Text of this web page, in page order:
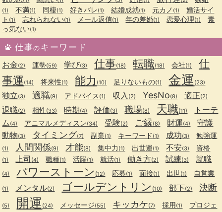
(1) 不満(1) 同棲(1) 好きバレ(1) 結婚成就(1) 元カノ (1)
婚活サイ
ト (1) 忘れられない(1) メール返信(1) 年の差婚(1) 恋愛心理(1)
素
っ気ない(1)
仕事のキーワード
お金(2) 運勢(59) 学び(3) 仕事(18) 転職(18) 会社(1)
仕
事運 (14) 将来性(1) 能力 (10) 足りないもの(1) 金運 (23)
独立(3) 適職(9) アドバイス (1) 収入 (2) YesNo(8) 適正(2)
退職(2) 相性(33) 時期(4) 評価(3) 職場(8) 天職(11)
トーテ
ム(4) アニマルメディスン(34) 受験(2) ご縁(8) 財運(4)
守護
動物(3) タイミング(7) 副業(1) キーワード (1) 成功(3) 勉強運
(1) 人間関係(9) 才能(8) 集中力 (1) 出世運(1) 不安(3) 資格
(1) 上司 (4) 職種(1) 活躍(1) 就活(1) 働き方(2) 試練(3) 就職
(4) パワーストーン (12) 応募(1) 面接(1) 出世(1) 自営業
(1) メンタル(2) ゴールデントリン (10) 部下(2) 決断
(5) 開運 (24) メッセージ(55) キッカケ(7) 採用(1)
プロジェ